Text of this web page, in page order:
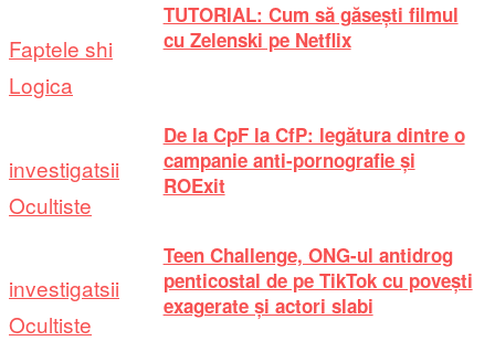
Faptele shi
Logica
TUTORIAL: Cum să găsești filmul
cu Zelenski pe Netflix
investigatsii
Ocultiste
De la CpF la CfP: legătura dintre o
campanie anti-pornografie și
ROExit
investigatsii
Ocultiste
Teen Challenge, ONG-ul antidrog
penticostal de pe TikTok cu povești
exagerate și actori slabi